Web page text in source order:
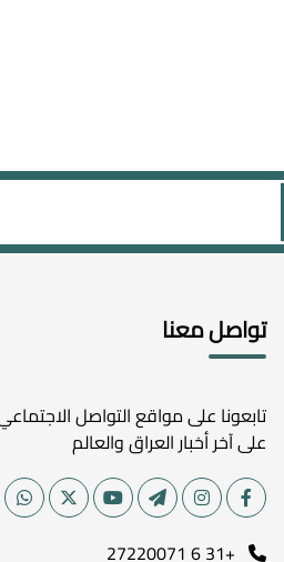
تواصل معنا
تابعونا على مواقع التواصل
على آخر أخبار العراق والعالم
+31 6 27220071